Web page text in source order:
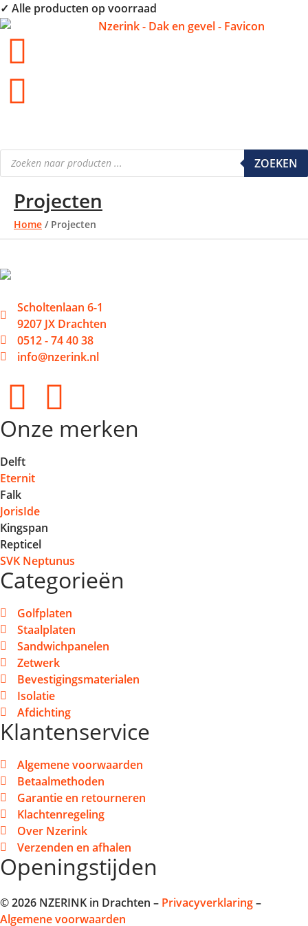
✓ Alle producten op voorraad
ZOEKEN
Projecten
Home / Projecten
Scholtenlaan 6-1
9207 JX Drachten
0512 - 74 40 38
info@nzerink.nl
Onze merken
Delft
Eternit
Falk
JorisIde
Kingspan
Repticel
SVK Neptunus
Categorieën
Golfplaten
Staalplaten
Sandwichpanelen
Zetwerk
Bevestigingsmaterialen
Isolatie
Afdichting
Klantenservice
Algemene voorwaarden
Betaalmethoden
Garantie en retourneren
Klachtenregeling
Over Nzerink
Verzenden en afhalen
Openingstijden
© 2026 NZERINK in Drachten – Privacyverklaring–
Algemene voorwaarden